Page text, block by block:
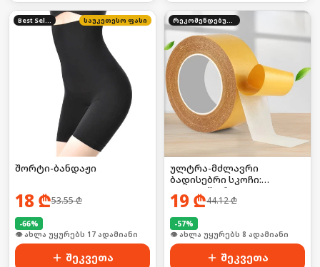
Best Seller საუკეთესო ფასი
შორტი-ბანდაჟი
18 ₾53.55₾
-66%
👁 ახლა უყურებს 17 ადამიანი
შეკვეთა
რეკომენდებული
ულტრა-მძლავრი
ბადისებრი სკოჩი:
დააფიქსირე
ხალიჩებიდან დაწყებული,
დამთავრებული! 🦍💥
19 ₾44.12₾
-57%
👁 ახლა უყურებს 8 ადამიანი
შეკვეთა